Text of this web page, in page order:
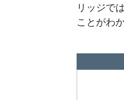
リッジで
ことがわ